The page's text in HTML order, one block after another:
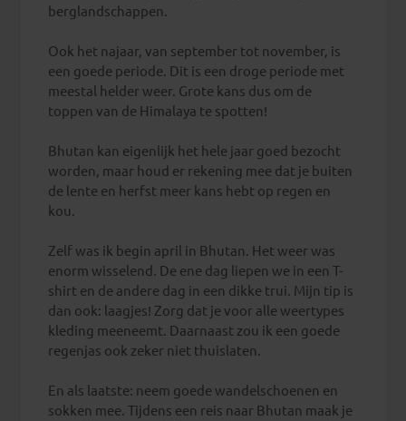
berglandschappen.
Ook het najaar, van september tot november, is
een goede periode. Dit is een droge periode met
meestal helder weer. Grote kans dus om de
toppen van de Himalaya te spotten!
Bhutan kan eigenlijk het hele jaar goed bezocht
worden, maar houd er rekening mee dat je buiten
de lente en herfst meer kans hebt op regen en
kou.
Zelf was ik begin april in Bhutan. Het weer was
enorm wisselend. De ene dag liepen we in een T-
shirt en de andere dag in een dikke trui. Mijn tip is
dan ook: laagjes! Zorg dat je voor alle weertypes
kleding meeneemt. Daarnaast zou ik een goede
regenjas ook zeker niet thuislaten.
En als laatste: neem goede wandelschoenen en
sokken mee. Tijdens een reis naar Bhutan maak je